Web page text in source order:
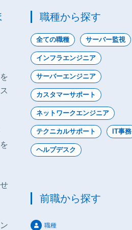
職種から探す
全ての職種 サーバー監視
インフラエンジニア
サーバーエンジニア
カスタマーサポート
ネットワークエンジニア
テクニカルサポート IT事務
ヘルプデスク
前職から探す
職種